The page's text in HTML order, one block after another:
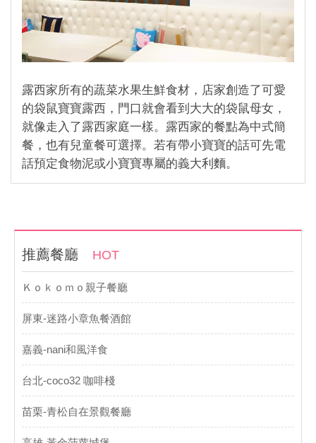
露西家所有的蔬菜水果生鮮食材，店家創造了可愛
的袋鼠寶寶露西，門口就會看到大大的袋鼠母女，
就像走入了露西家庭一樣。露西家的餐點為中式簡
餐，也有兒童餐可選擇。若有帶小寶寶的話可先電
話預定食物泥或小寶寶專屬的義大利麵。
推薦餐廳 HOT
Ｋｏｋｏｍｏ親子餐廳
屏東-迷路小章魚餐酒館
嘉義-nani和風洋食
台北-coco32 咖啡棧
苗栗-青松自在景觀餐廳